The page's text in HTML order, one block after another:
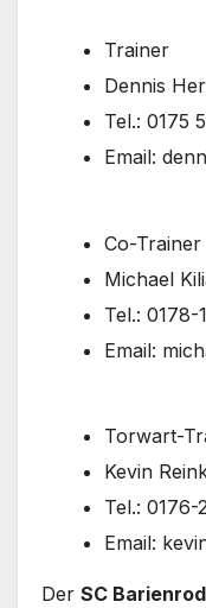
Trainer
Dennis
Tel.: 0175
Email:
Co-Trainer
Michael
Tel.: 0178-
Email:
Torwart-
Kevin
Tel.:
Email:
Der SC